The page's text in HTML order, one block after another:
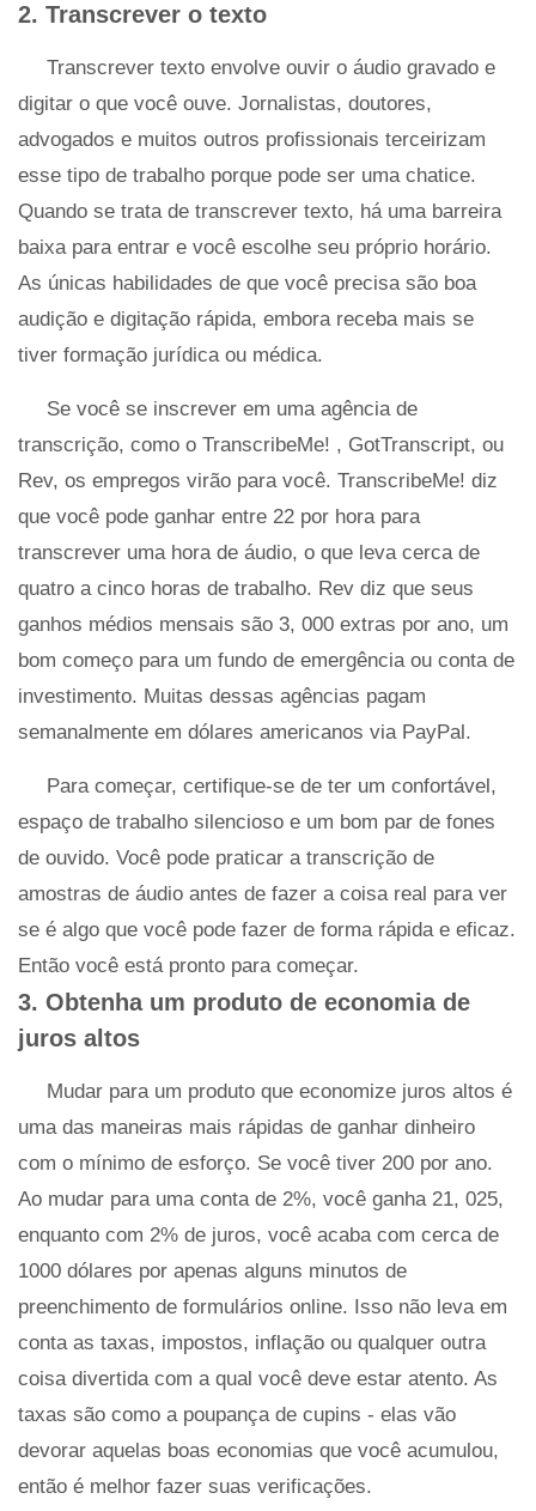
2. Transcrever o texto
Transcrever texto envolve ouvir o áudio gravado e
digitar o que você ouve. Jornalistas, doutores,
advogados e muitos outros profissionais terceirizam
esse tipo de trabalho porque pode ser uma chatice.
Quando se trata de transcrever texto, há uma barreira
baixa para entrar e você escolhe seu próprio horário.
As únicas habilidades de que você precisa são boa
audição e digitação rápida, embora receba mais se
tiver formação jurídica ou médica.
Se você se inscrever em uma agência de
transcrição, como o TranscribeMe! , GotTranscript, ou
Rev, os empregos virão para você. TranscribeMe! diz
que você pode ganhar entre 22 por hora para
transcrever uma hora de áudio, o que leva cerca de
quatro a cinco horas de trabalho. Rev diz que seus
ganhos médios mensais são 3, 000 extras por ano, um
bom começo para um fundo de emergência ou conta de
investimento. Muitas dessas agências pagam
semanalmente em dólares americanos via PayPal.
Para começar, certifique-se de ter um confortável,
espaço de trabalho silencioso e um bom par de fones
de ouvido. Você pode praticar a transcrição de
amostras de áudio antes de fazer a coisa real para ver
se é algo que você pode fazer de forma rápida e eficaz.
Então você está pronto para começar.
3. Obtenha um produto de economia de
juros altos
Mudar para um produto que economize juros altos é
uma das maneiras mais rápidas de ganhar dinheiro
com o mínimo de esforço. Se você tiver 200 por ano.
Ao mudar para uma conta de 2%, você ganha 21, 025,
enquanto com 2% de juros, você acaba com cerca de
1000 dólares por apenas alguns minutos de
preenchimento de formulários online. Isso não leva em
conta as taxas, impostos, inflação ou qualquer outra
coisa divertida com a qual você deve estar atento. As
taxas são como a poupança de cupins - elas vão
devorar aquelas boas economias que você acumulou,
então é melhor fazer suas verificações.